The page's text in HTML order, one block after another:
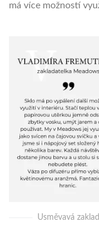
má více možností
Usměvavá